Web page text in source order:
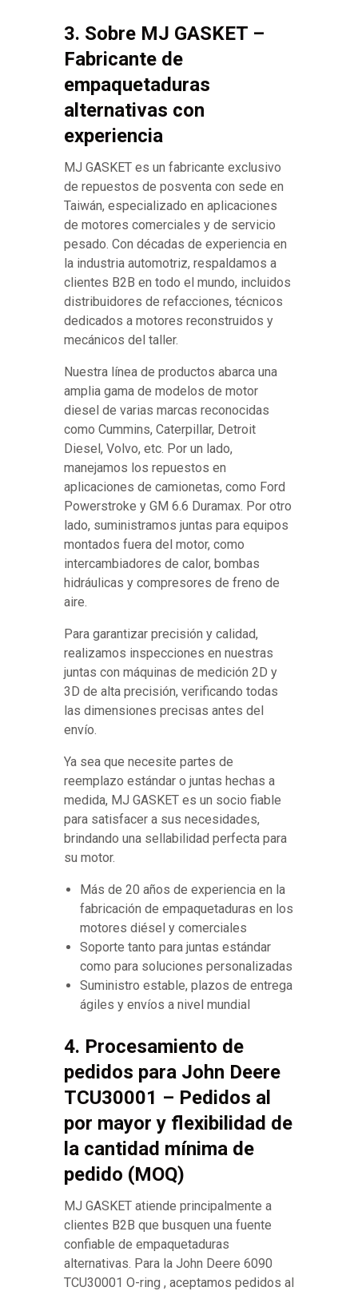
3. Sobre MJ GASKET –
Fabricante de
empaquetaduras
alternativas con
experiencia
MJ GASKET es un fabricante exclusivo
de repuestos de posventa con sede en
Taiwán, especializado en aplicaciones
de motores comerciales y de servicio
pesado. Con décadas de experiencia en
la industria automotriz, respaldamos a
clientes B2B en todo el mundo, incluidos
distribuidores de refacciones, técnicos
dedicados a motores reconstruidos y
mecánicos del taller.
Nuestra línea de productos abarca una
amplia gama de modelos de motor
diesel de varias marcas reconocidas
como Cummins, Caterpillar, Detroit
Diesel, Volvo, etc. Por un lado,
manejamos los repuestos en
aplicaciones de camionetas, como Ford
Powerstroke y GM 6.6 Duramax. Por otro
lado, suministramos juntas para equipos
montados fuera del motor, como
intercambiadores de calor, bombas
hidráulicas y compresores de freno de
aire.
Para garantizar precisión y calidad,
realizamos inspecciones en nuestras
juntas con máquinas de medición 2D y
3D de alta precisión, verificando todas
las dimensiones precisas antes del
envío.
Ya sea que necesite partes de
reemplazo estándar o juntas hechas a
medida, MJ GASKET es un socio fiable
para satisfacer a sus necesidades,
brindando una sellabilidad perfecta para
su motor.
Más de 20 años de experiencia en la
fabricación de empaquetaduras en los
motores diésel y comerciales
Soporte tanto para juntas estándar
como para soluciones personalizadas
Suministro estable, plazos de entrega
ágiles y envíos a nivel mundial
4. Procesamiento de
pedidos para John Deere
TCU30001 – Pedidos al
por mayor y flexibilidad de
la cantidad mínima de
pedido (MOQ)
MJ GASKET atiende principalmente a
clientes B2B que busquen una fuente
confiable de empaquetaduras
alternativas. Para la John Deere 6090
TCU30001 O-ring , aceptamos pedidos al